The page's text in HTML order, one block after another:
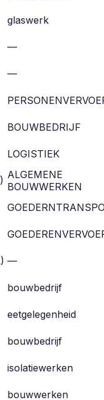
glaswerk
—
—
BOUWBEDRIJF
LOGISTIEK
) ALGEMENE
BOUWWERKEN
) —
bouwbedrijf
eetgelegenheid
bouwbedrijf
isolatiewerken
bouwwerken